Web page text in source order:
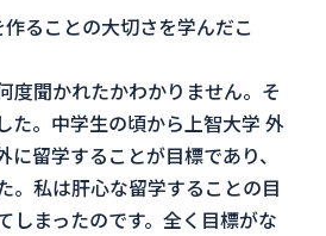
ることの大切さを学んだこ
度聞かれたかわかりません。そ
た。中学生の頃から上智大学 外
留学することが目標であり、
。私は肝心な留学することの目
しまったのです。全く目標がな